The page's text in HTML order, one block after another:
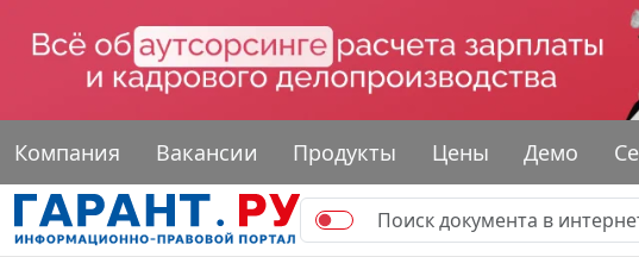
Компания Вакансии Продукты Цены Демо